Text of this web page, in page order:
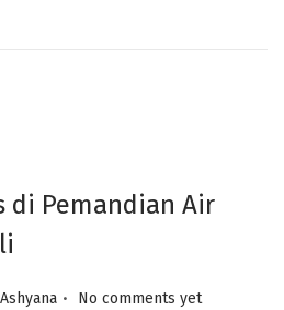
di Pemandian Air
. No comments yet